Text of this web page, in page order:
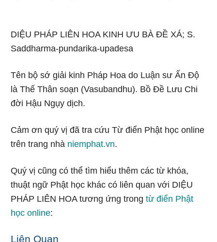
DIỆU PHÁP LIÊN HOA KINH ƯU BÀ ĐỀ XÁ; S.
Saddharma-pundarika-upadesa
Tên bộ sớ giải kinh Pháp Hoa do Luận sư Ấn Độ
là Thế Thân soạn (Vasubandhu). Bồ Đề Lưu Chi
đời Hậu Ngụy dịch.
Cảm ơn quý vị đã tra cứu Từ điển Phật học online
trên trang nhà niemphat.vn.
Quý vị cũng có thể tìm hiểu thêm các từ khóa,
thuật ngữ Phật học khác có liên quan với DIỆU
PHÁP LIÊN HOA tương ứng trongtừ điển Phật
học online:
Liên Quan